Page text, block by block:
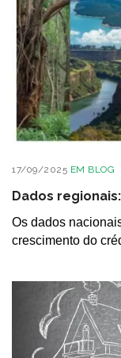
17/09/2025 EM BLOG
Dados
Os dados
crescimento do